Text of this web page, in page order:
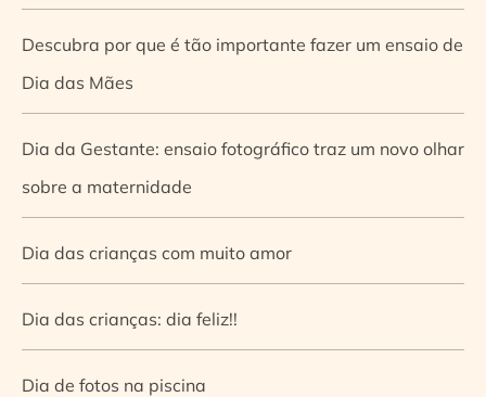
Descubra por que é tão importante fazer um ensaio de
Dia das Mães
Dia da Gestante: ensaio fotográfico traz um novo olhar
sobre a maternidade
Dia das crianças com muito amor
Dia das crianças: dia feliz!!
Dia de fotos na piscina